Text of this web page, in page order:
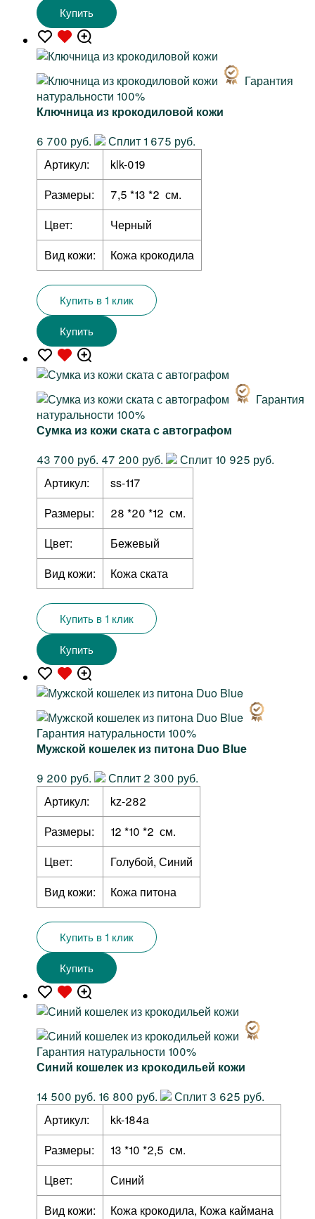
Купить
Гарантия
натуральности 100%
Ключница из крокодиловой кожи
6 700 руб.
Сплит 1 675 руб.
Артикул:
klk-019
Размеры:
7,5 *13 *2 см.
Цвет:
Черный
Вид кожи:
Кожа крокодила
Купить в 1 клик
Купить
Гарантия
натуральности 100%
Сумка из кожи ската с автографом
43 700 руб. 47 200 руб.
Сплит 10 925 руб.
Артикул:
ss-117
Размеры:
28 *20 *12 см.
Цвет:
Бежевый
Вид кожи:
Кожа ската
Купить в 1 клик
Купить
Гарантия натуральности 100%
Мужской кошелек из питона Duo Blue
9 200 руб.
Сплит 2 300 руб.
Артикул:
kz-282
Размеры:
12 *10 *2 см.
Цвет:
Голубой, Синий
Вид кожи:
Кожа питона
Купить в 1 клик
Купить
Гарантия натуральности 100%
Синий кошелек из крокодильей кожи
14 500 руб. 16 800 руб.
Сплит 3 625 руб.
Артикул:
kk-184a
Размеры:
13 *10 *2,5 см.
Цвет:
Синий
Вид кожи:
Кожа крокодила, Кожа каймана